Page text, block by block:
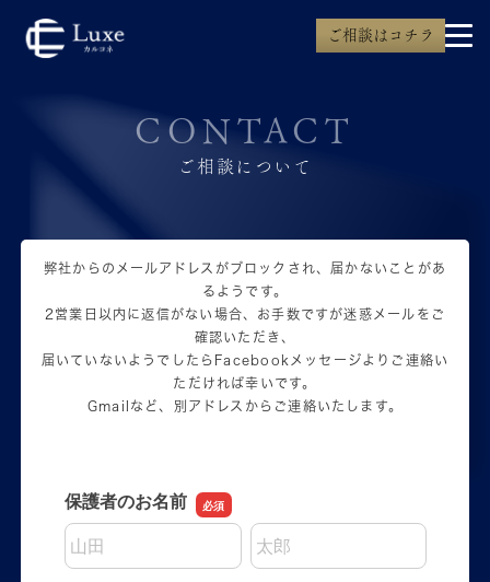
ご相談はコチラ
CONTACT
ご相談について
弊社からのメールアドレスがブロックされ、届かないことがあ
るようです。
2営業日以内に返信がない場合、お手数ですが迷惑メールをご
確認いただき、
届いていないようでしたらFacebookメッセージよりご連絡い
ただければ幸いです。
Gmailなど、別アドレスからご連絡いたします。